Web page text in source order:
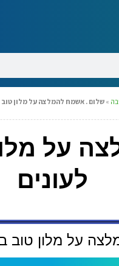
»שלום . אשמח להמלצה על מלון טוב
על
לעונים
על מלון טוב